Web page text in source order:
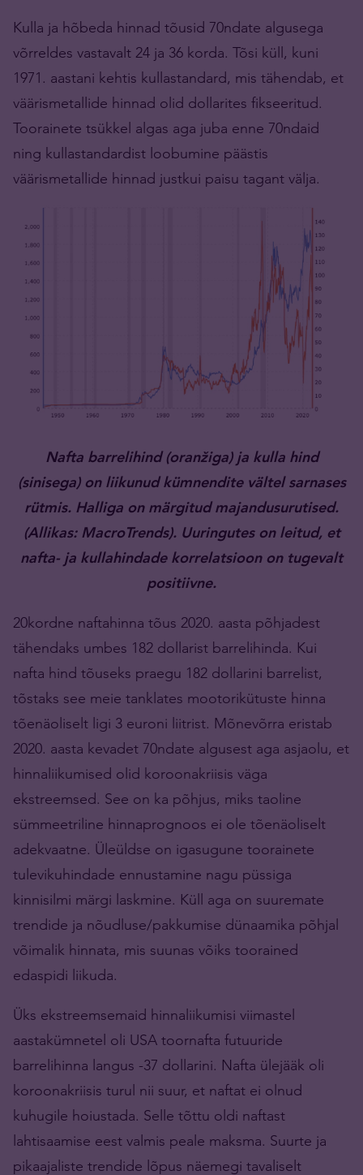
Kulla ja hõbeda hinnad tõusid 70ndate algusega
võrreldes vastavalt 24 ja 36 korda. Tõsi küll, kuni
1971. aastani kehtis kullastandard, mis tähendab, et
väärismetallide hinnad olid dollarites fikseeritud.
Toorainete tsükkel algas aga juba enne 70ndaid
ning kullastandardist loobumine päästis
väärismetallide hinnad justkui paisu tagant välja.
Nafta barrelihind (oranžiga) ja kulla hind
(sinisega) on liikunud kümnendite vältel sarnases
rütmis. Halliga on märgitud majandusurutised.
(Allikas: MacroTrends). Uuringutes on leitud, et
nafta- ja kullahindade korrelatsioon on tugevalt
positiivne.
20kordne naftahinna tõus 2020. aasta põhjadest
tähendaks umbes 182 dollarist barrelihinda. Kui
nafta hind tõuseks praegu 182 dollarini barrelist,
tõstaks see meie tanklates mootorikütuste hinna
tõenäoliselt ligi 3 euroni liitrist. Mõnevõrra eristab
2020. aasta kevadet 70ndate algusest aga asjaolu, et
hinnaliikumised olid koroonakriisis väga
ekstreemsed. See on ka põhjus, miks taoline
sümmeetriline hinnaprognoos ei ole tõenäoliselt
adekvaatne. Üleüldse on igasugune toorainete
tulevikuhindade ennustamine nagu püssiga
kinnisilmi märgi laskmine. Küll aga on suuremate
trendide ja nõudluse/pakkumise dünaamika põhjal
võimalik hinnata, mis suunas võiks toorained
edaspidi liikuda.
Üks ekstreemsemaid hinnaliikumisi viimastel
aastakümnetel oli USA toornafta futuuride
barrelihinna langus -37 dollarini. Nafta ülejääk oli
koroonakriisis turul nii suur, et naftat ei olnud
kuhugile hoiustada. Selle tõttu oldi naftast
lahtisaamise eest valmis peale maksma. Suurte ja
pikaajaliste trendide lõpus näemegi tavaliselt